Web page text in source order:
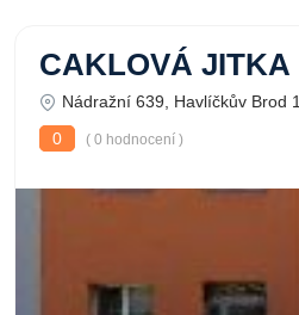
CAKLOVÁ JITKA
Nádražní 639, Havlíčkův Brod 1
0
( 0 hodnocení )